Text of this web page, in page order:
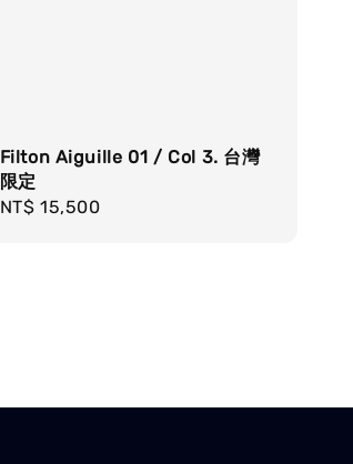
Filton Aiguille 01 / Col 3. 台灣
限定
Regular
NT$ 15,500